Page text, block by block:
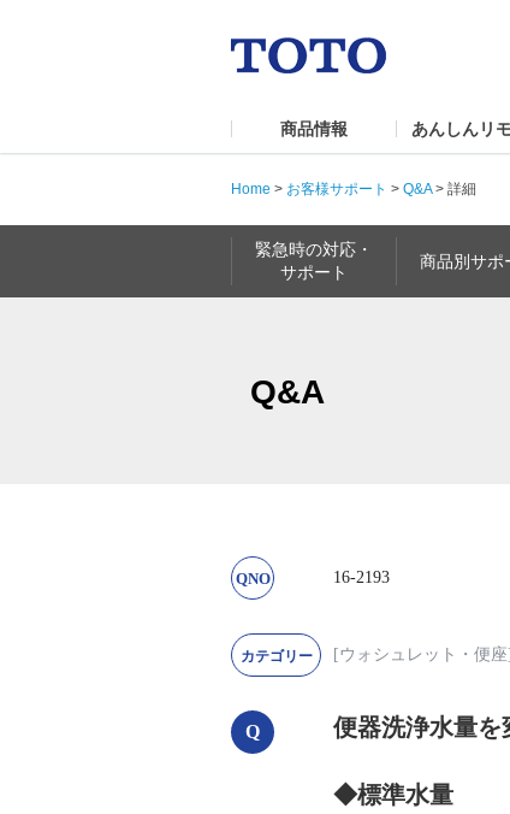
商品情報 あんしんリ
Home > お客様サポート > Q&A> 詳細
緊急時の対応・
サポート
商品別サポ
Q&A
16-2193
[ウォシュレット・便座]
便器洗浄水量を
◆標準水量